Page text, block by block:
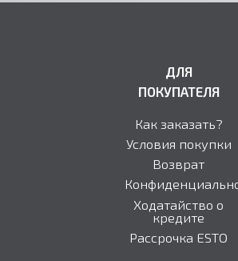
ДЛЯ
ПОКУПАТЕЛЯ
Как заказать?
Условия покупки
Возврат
Ходатайство о
кредите
Рассрочка ESTO